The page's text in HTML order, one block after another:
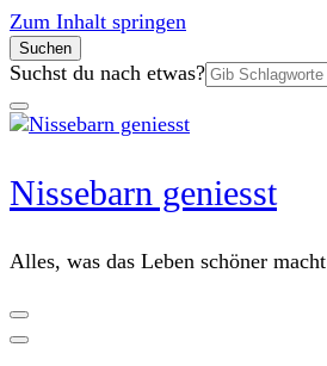
Zum Inhalt springen
Suchen
Suchen
nach:
Suchst du nach etwas?
Nissebarn geniesst
Alles, was das Leben schöner macht